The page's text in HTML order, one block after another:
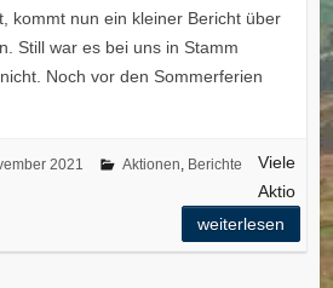
kommt nun ein kleiner Bericht über
Still war es bei uns in Stamm
Noch vor den Sommerferien
2021 Aktionen, Berichte
Viele
Aktio
weiterlesen